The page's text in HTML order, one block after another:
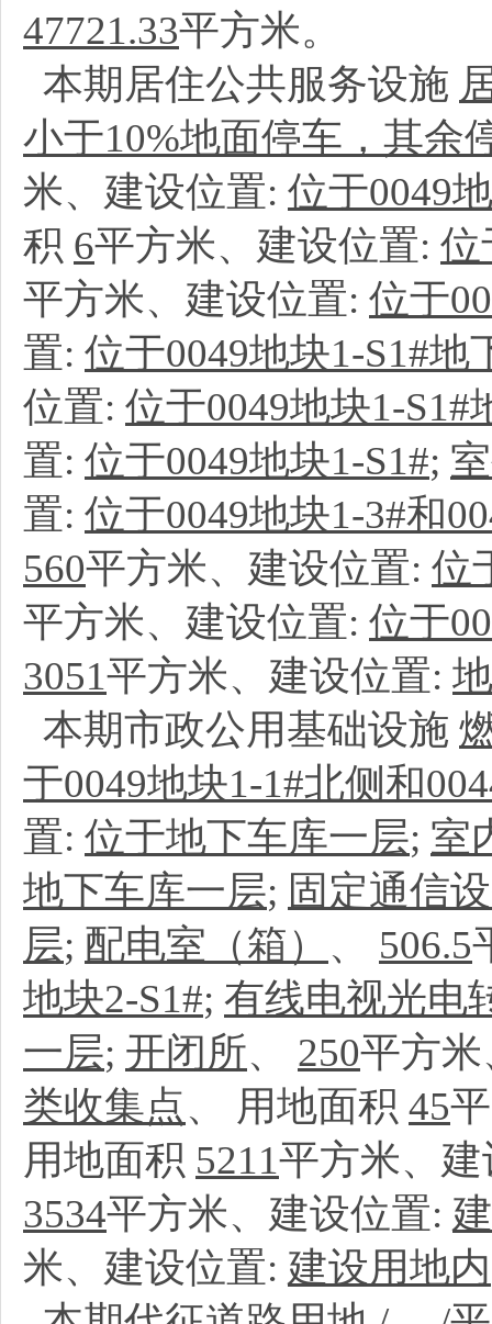
47721.33平方米。
本期居住公共服务设施
小于10%地面停车，其余
米、建设位置: 位于0049
积 6平方米、建设位置: 位
平方米、建设位置: 位于
置: 位于0049地块1-S1#地
位置: 位于0049地块1-S1#
置: 位于0049地块1-S1#;
置: 位于0049地块1-3#和
560平方米、建设位置: 位
平方米、建设位置: 位于
3051平方米、建设位置:
本期市政公用基础设施
于0049地块1-1#北侧和
置: 位于地下车库一层; 室
地下车库一层; 固定通信
层; 配电室（箱） 、 506.5
地块2-S1#; 有线电视光电
一层; 开闭所、 250平方
类收集点、 用地面积 45
用地面积 5211平方米、
3534平方米、建设位置:
米、建设位置: 建设用地内